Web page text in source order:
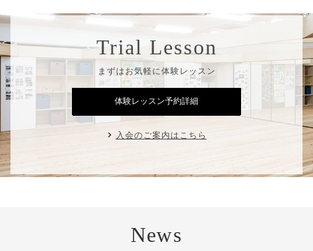
Trial Lesson
まずはお気軽に体験レッスン
体験レッスン予約詳細
入会のご案内はこちら
News